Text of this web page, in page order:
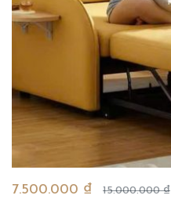
7.500.000 ₫ 15.000.000 ₫